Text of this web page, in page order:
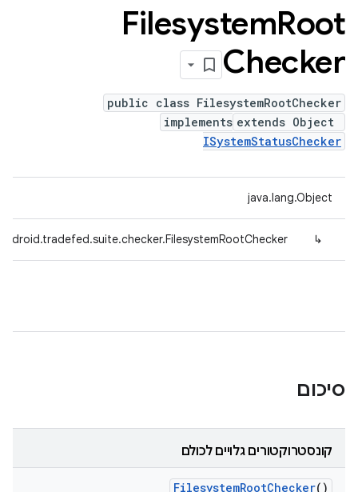
FilesystemRoot
Checker
public class FilesystemRootChecker
extends Object
implements
ISystemStatusChecker
java.lang.Object
↳
סיכום
קונסטרוקטורים גלויים לכולם
FilesystemRootChecker()